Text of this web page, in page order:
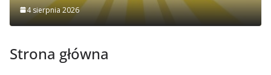
4 sierpnia 2026
Strona główna